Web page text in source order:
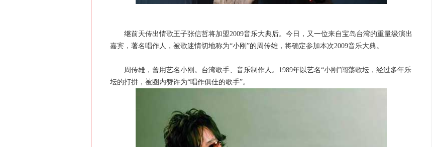
继前天传出情歌王子张信哲将加盟2009音乐大典后。今日，又一位来自宝岛台湾的重量级演出
嘉宾，著名唱作人，被歌迷情切地称为“小刚”的周传雄，将确定参加本次2009音乐大典。
周传雄，曾用艺名小刚。台湾歌手、音乐制作人。1989年以艺名“小刚”闯荡歌坛，经过多年乐
坛的打拼，被圈内赞许为“唱作俱佳的歌手”。